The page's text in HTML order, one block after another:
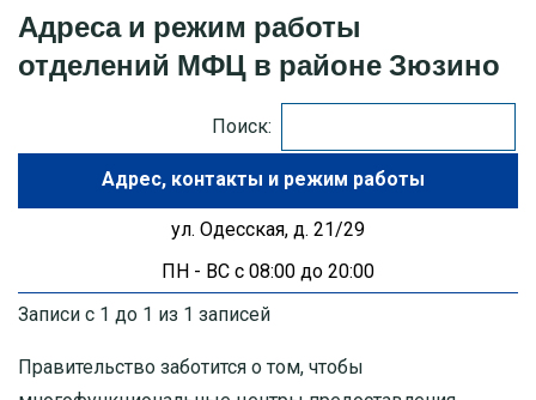
Адреса и режим работы
отделений МФЦ в районе Зюзино
Поиск:
Адрес
ул. Одесская, д. 21/29
ПН - ВС с 08:00 до 20:00
Записи с 1 до 1 из 1 записей
Правительство заботится о том, чтобы
САО
МОСКОВСКАЯ ОБЛАСТЬ
ПУШКИНО
БАЛАШИХА
ДМИТРОВ